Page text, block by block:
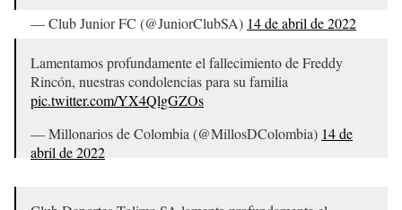
— Club Junior FC (@JuniorClubSA) 14 de abril de 2022
Lamentamos profundamente el fallecimiento de Freddy
Rincón, nuestras condolencias para su familia
pic.twitter.com/YX4QlgGZOs
— Millonarios de Colombia (@MillosDColombia) 14 de
abril de 2022